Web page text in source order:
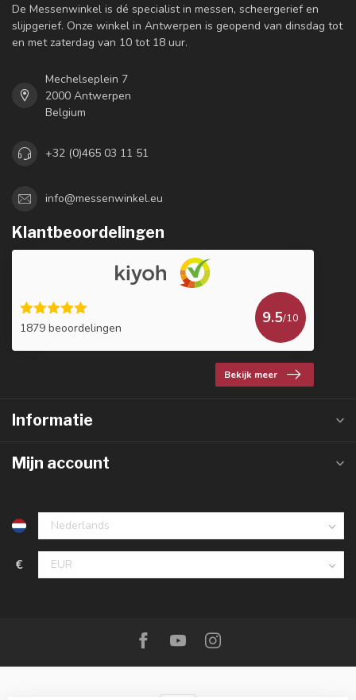
De Messenwinkel is dé specialist in messen, scheergerief en
slijpgerief. Onze winkel in Antwerpen is geopend van dinsdag tot
en met zaterdag van 10 tot 18 uur.
Mechelseplein 7
2000 Antwerpen
Belgium
+32 (0)465 03 11 51
info@messenwinkel.eu
Klantbeoordelingen
1879 beoordelingen
9.5/10
Bekijk meer
Informatie
Mijn account
€